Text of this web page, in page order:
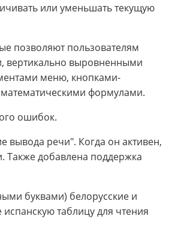
или уменьшать текущую
позволяют пользователям
вертикально выровненными
меню, кнопками-
формулами.
ошибок.
речи". Когда он активен,
Также добавлена поддержка
буквами) белорусские и
таблицу для чтения